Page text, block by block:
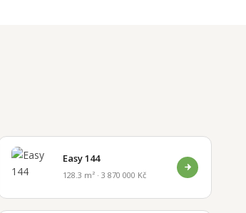
Easy 144
128.3 m² · 3 870 000 Kč